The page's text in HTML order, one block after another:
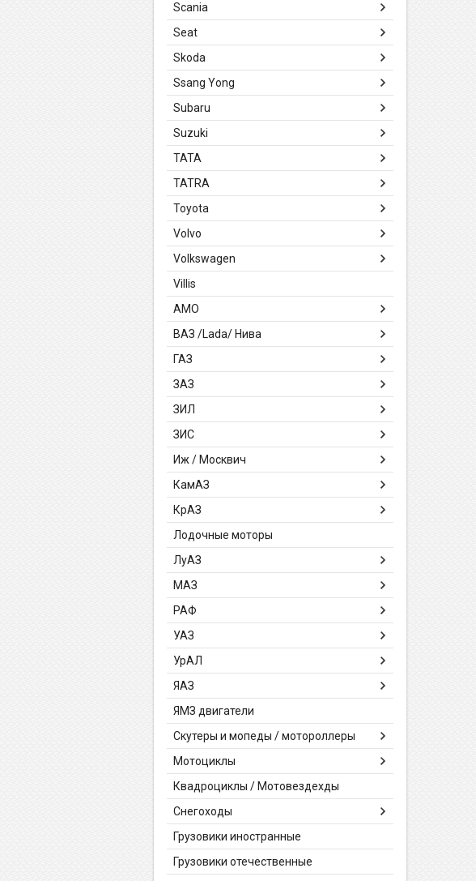
Scania
Seat
Skoda
Ssang Yong
Subaru
Suzuki
TATA
TATRA
Toyota
Volvo
Volkswagen
Villis
АМО
ВАЗ /Lada/ Нива
ГАЗ
ЗАЗ
ЗИЛ
ЗИС
Иж / Москвич
КамАЗ
КрАЗ
Лодочные моторы
ЛуАЗ
МАЗ
РАФ
УАЗ
УрАЛ
ЯАЗ
ЯМЗ двигатели
Скутеры и мопеды / мотороллеры
Мотоциклы
Квадроциклы / Мотовездехды
Снегоходы
Грузовики иностранные
Грузовики отечественные